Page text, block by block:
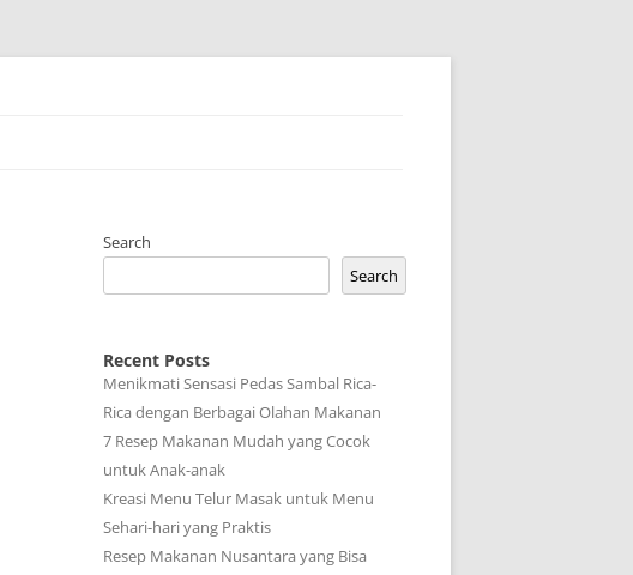
Search
Search
Recent Posts
Menikmati Sensasi Pedas Sambal Rica-
Rica dengan Berbagai Olahan Makanan
7 Resep Makanan Mudah yang Cocok
untuk Anak-anak
Kreasi Menu Telur Masak untuk Menu
Sehari-hari yang Praktis
Resep Makanan Nusantara yang Bisa